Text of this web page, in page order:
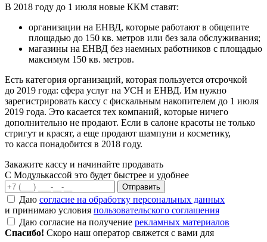
В 2018 году до 1 июля новые ККМ ставят:
организации на ЕНВД, которые работают в общепите
площадью до 150 кв. метров или без зала обслуживания;
магазины на ЕНВД без наемных работников с площадью
максимум 150 кв. метров.
Есть категория организаций, которая пользуется отсрочкой
до 2019 года: сфера услуг на УСН и ЕНВД. Им нужно
зарегистрировать кассу с фискальным накопителем до 1 июля
2019 года. Это касается тех компаний, которые ничего
дополнительно не продают. Если в салоне красоты не только
стригут и красят, а еще продают шампуни и косметику,
то касса понадобится в 2018 году.
Закажите кассу и начинайте продавать
С Модулькассой это будет быстрее и удобнее
Отправить
Даю согласие на обработку персональных данных
и принимаю условия пользовательского соглашения
Даю согласие на получение рекламных материалов
Спасибо! Скоро наш оператор свяжется с вами для